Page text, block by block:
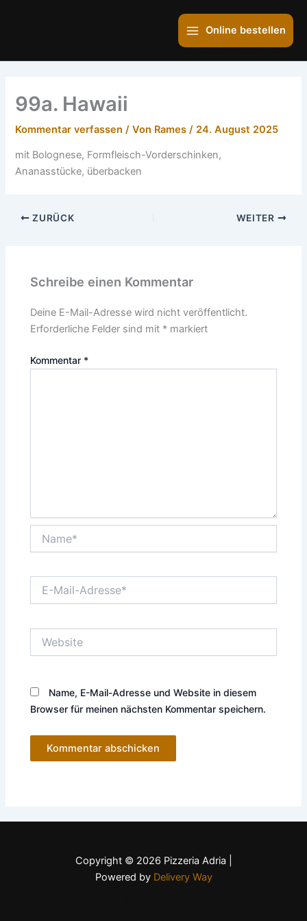
Main
Menu
Online bestellen
99a. Hawaii
Kommentar verfassen / Von Rames/ 24. August 2025
mit Bolognese, Formfleisch-Vorderschinken,
Ananasstücke, überbacken
ZURÜCK WEITER
Schreibe einen Kommentar
Deine E-Mail-Adresse wird nicht veröffentlicht.
Erforderliche Felder sind mit * markiert
Kommentar *
Mail-
Name, E-Mail-Adresse und Website in diesem
Browser für meinen nächsten Kommentar speichern.
Copyright © 2026 Pizzeria Adria |
Powered by Delivery Way